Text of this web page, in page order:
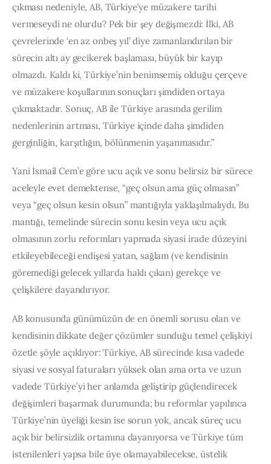
çıkması nedeniyle, AB, Türkiye’ye müzakere tarihi
vermeseydi ne olurdu? Pek bir şey değişmezdi: İlki, AB
çevrelerinde ‘en az onbeş yıl’ diye zamanlandırılan bir
sürecin altı ay gecikerek başlaması, büyük bir kayıp
olmazdı. Kaldı ki, Türkiye’nin benimsemiş olduğu çerçeve
ve müzakere koşullarının sonuçları şimdiden ortaya
çıkmaktadır. Sonuç, AB ile Türkiye arasında gerilim
nedenlerinin artması, Türkiye içinde daha şimdiden
gerginliğin, karşıtlığın, bölünmenin yaşanmasıdır.”
Yani İsmail Cem’e göre ucu açık ve sonu belirsiz bir sürece
aceleyle evet demektense, “geç olsun ama güç olmasın”
veya “geç olsun kesin olsun” mantığıyla yaklaşılmalıydı. Bu
mantığı, temelinde sürecin sonu kesin veya ucu açık
olmasının zorlu reformları yapmada siyasi irade düzeyini
etkileyebileceği endişesi yatan, sağlam (ve kendisinin
göremediği gelecek yıllarda haklı çıkan) gerekçe ve
çelişkilere dayandırıyor.
AB konusunda günümüzün de en önemli sorusu olan ve
kendisinin dikkate değer çözümler sunduğu temel çelişkiyi
özetle şöyle açıklıyor: Türkiye, AB sürecinde kısa vadede
siyasi ve sosyal faturaları yüksek olan ama orta ve uzun
vadede Türkiye’yi her anlamda geliştirip güçlendirecek
değişimleri başarmak durumunda; bu reformlar yapılınca
Türkiye’nin üyeliği kesin ise sorun yok, ancak süreç ucu
açık bir belirsizlik ortamına dayanıyorsa ve Türkiye tüm
istenilenleri yapsa bile üye olamayabilecekse, üstelik